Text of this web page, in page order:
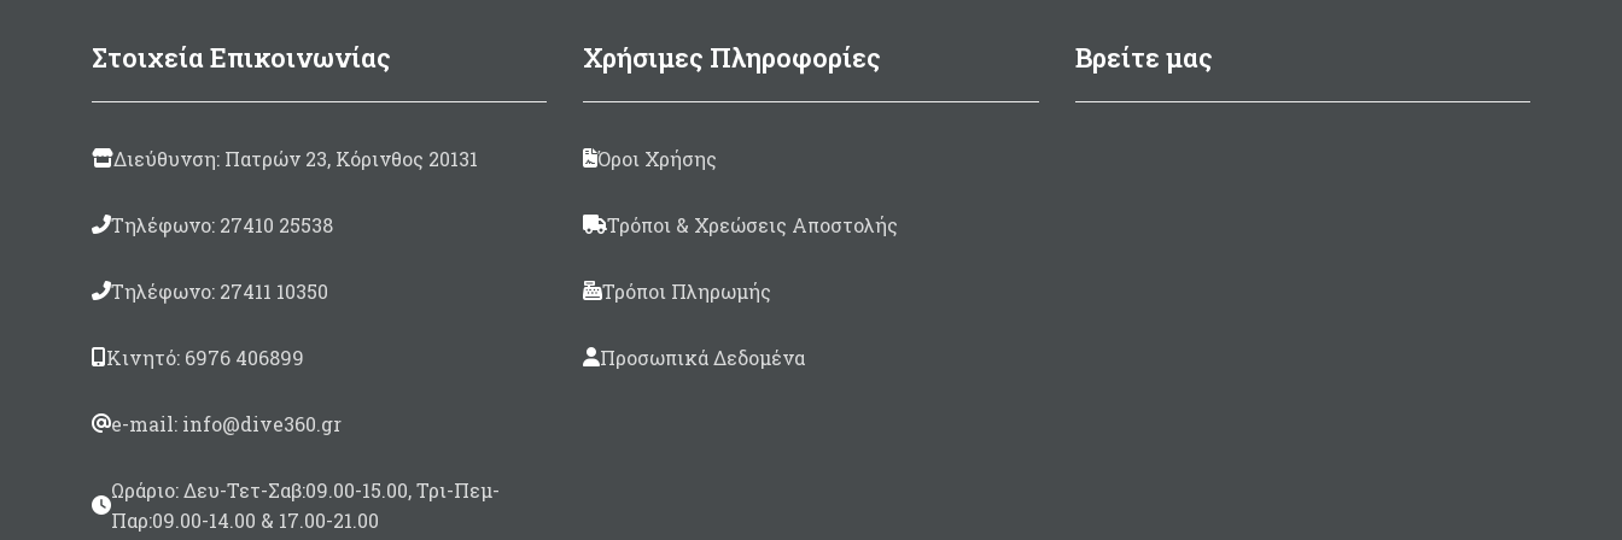
αλουμινίου BK-7 μεγάλης
φωτεινότητας
Οπτικό πεδίο 1000mt/115,3 mt
Περιλαμβάνεται θήκη
Ιμάντας ώμου, Καλύμματα
Διαστάσεις Ø57 x 8cm
Λευκό/Μπλέ
προβλεπόμενης οδηγίας (από
Στοιχεία Επικοινωνίας
Διεύθυνση: Πατρών 23, Κόρινθος 20131
Τηλέφωνο: 27410 25538
Τηλέφωνο: 27411 10350
Κινητό: 6976 406899
e-mail: info@dive360.gr
Ωράριο: Δευ-Τετ-Σαβ:09.00-15.00, Τρι-Πεμ-
Παρ:09.00-14.00 & 17.00-21.00
Χρήσιμες Πληροφορίες
Όροι Χρήσης
Τρόποι & Χρεώσεις Αποστολής
Τρόποι Πληρωμής
Προσωπικά Δεδομένα
Βρείτε μας